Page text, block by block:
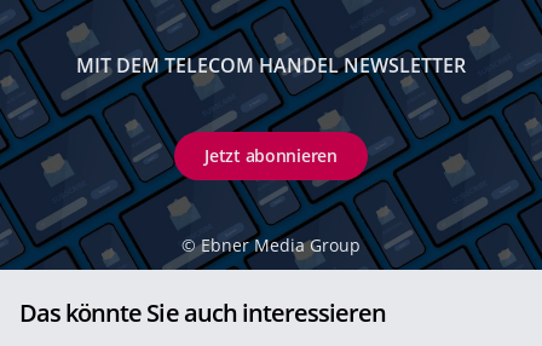
MIT DEM TELECOM HANDEL NEWSLETTER
Jetzt abonnieren
© Ebner Media Group
Das könnte Sie auch interessieren